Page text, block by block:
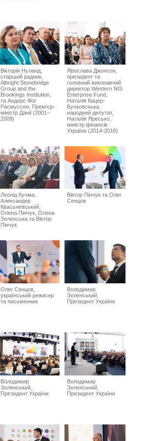
Вікторія Нуланд,
старший радник,
Albright Stonebridge
Group and the
Brookings Institution,
та Андерс Фог
Расмуссен, Прем'єр-
міністр Данії (2001–
2009)
Ярослава Джонсон,
президент та
головний виконавчий
директор Western NIS
Enterprise Fund,
Наталія Кацер-
Бучковскька,
народний депутат,
Наталія Яресько,
міністр фінансів
України (2014-2016)
Леонід Кучма,
Александер
Квасьневський,
Олена Пінчук, Олена
Зеленська та Віктор
Пінчук
Віктор Пінчук та Олег
Сенцов
Олег Сенцов,
український режисер
та письменник
Володимир
Зеленський,
Президент України
Володимир
Зеленський,
Президент України
Володимир
Зеленський,
Президент України